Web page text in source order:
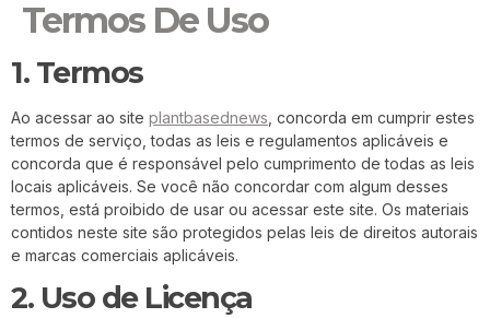
Termos De Uso
1. Termos
Ao acessar ao site plantbasednews , concorda em cumprir estes
termos de serviço, todas as leis e regulamentos aplicáveis ​​e
concorda que é responsável pelo cumprimento de todas as leis
locais aplicáveis. Se você não concordar com algum desses
termos, está proibido de usar ou acessar este site. Os materiais
contidos neste site são protegidos pelas leis de direitos autorais
e marcas comerciais aplicáveis.
2. Uso de Licença